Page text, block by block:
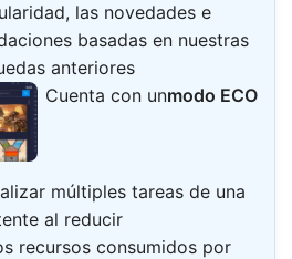
las novedades e
basadas en nuestras
anteriores
Cuenta con unmodo ECO
múltiples tareas de una
al reducir
recursos consumidos por